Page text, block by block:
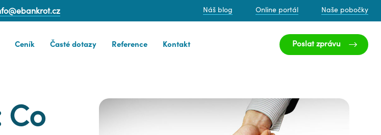
Náš blog Online portál Naše pobočky
Ceník Časté dotazy Reference Kontakt Poslat zprávu
Co